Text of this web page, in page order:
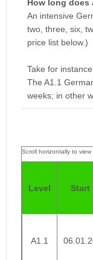
How long does
An intensive
two, three, six,
price list below.)
Take for
The A1.1
weeks; in other
Level Start
A1.1